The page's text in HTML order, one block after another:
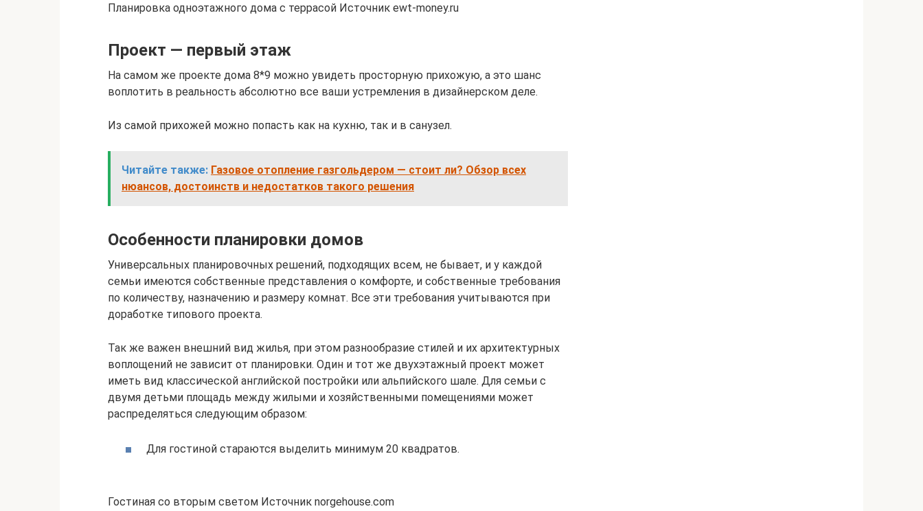
Планировка одноэтажного дома с террасой Источник ewt-money.ru
Проект — первый этаж
На самом же проекте дома 8*9 можно увидеть просторную прихожую, а это шанс
воплотить в реальность абсолютно все ваши устремления в дизайнерском деле.
Из самой прихожей можно попасть как на кухню, так и в санузел.
Читайте также: Газовое отопление газгольдером — стоит ли? Обзор всех
нюансов, достоинств и недостатков такого решения
Особенности планировки домов
Универсальных планировочных решений, подходящих всем, не бывает, и у каждой
семьи имеются собственные представления о комфорте, и собственные требования
по количеству, назначению и размеру комнат. Все эти требования учитываются при
доработке типового проекта.
Так же важен внешний вид жилья, при этом разнообразие стилей и их архитектурных
воплощений не зависит от планировки. Один и тот же двухэтажный проект может
иметь вид классической английской постройки или альпийского шале. Для семьи с
двумя детьми площадь между жилыми и хозяйственными помещениями может
распределяться следующим образом:
Для гостиной стараются выделить минимум 20 квадратов.
Гостиная со вторым светом Источник norgehouse.com